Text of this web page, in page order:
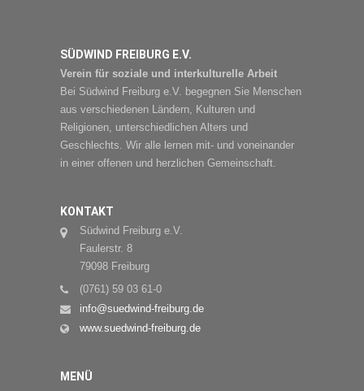
SÜDWIND FREIBURG E.V.
Verein für soziale und interkulturelle Arbeit
Bei Südwind Freiburg e.V. begegnen Sie Menschen
aus verschiedenen Ländern, Kulturen und
Religionen, unterschiedlichen Alters und
Geschlechts. Wir alle lernen mit- und voneinander
in einer offenen und herzlichen Gemeinschaft.
KONTAKT
Südwind Freiburg e.V.
Faulerstr. 8
79098 Freiburg
(0761) 59 03 61-0
info@suedwind-freiburg.de
www.suedwind-freiburg.de
MENÜ